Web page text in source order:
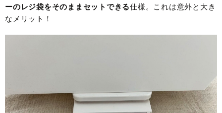
ーのレジ袋をそのままセットできる仕様。これは意外と大き
なメリット！